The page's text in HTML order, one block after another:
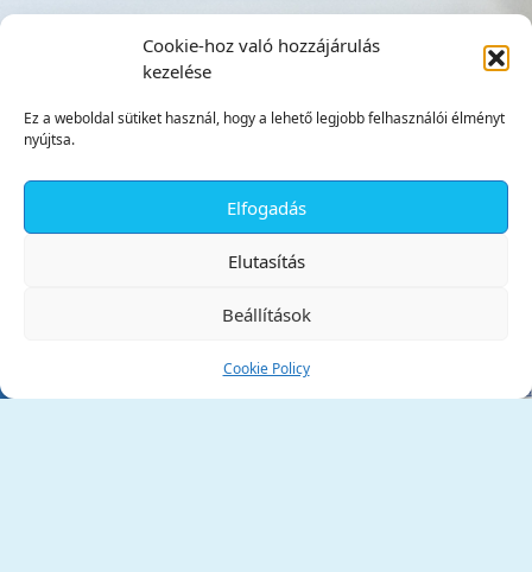
Cookie-hoz való hozzájárulás
kezelése
Ez a weboldal sütiket használ, hogy a lehető legjobb felhasználói élményt
nyújtsa.
Elfogadás
Elutasítás
Beállítások
Cookie Policy
Tata Város Önkormányzata
✕